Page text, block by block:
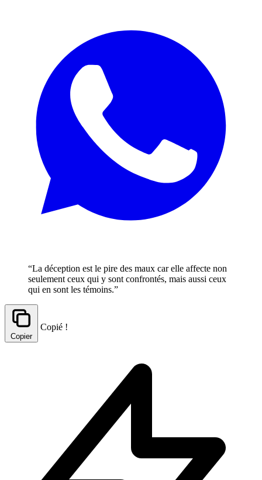
“La déception est le pire des maux car elle affecte non
seulement ceux qui y sont confrontés, mais aussi ceux
qui en sont les témoins.”
Copier
Copié !